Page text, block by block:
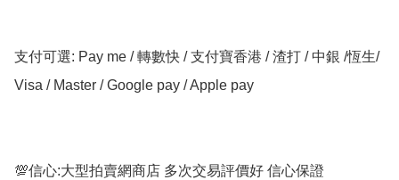
支付可選: Pay me / 轉數快 / 支付寶香港 / 渣打 / 中銀 /恆生/
Visa / Master / Google pay / Apple pay
💯信心:大型拍賣網商店 多次交易評價好 信心保證